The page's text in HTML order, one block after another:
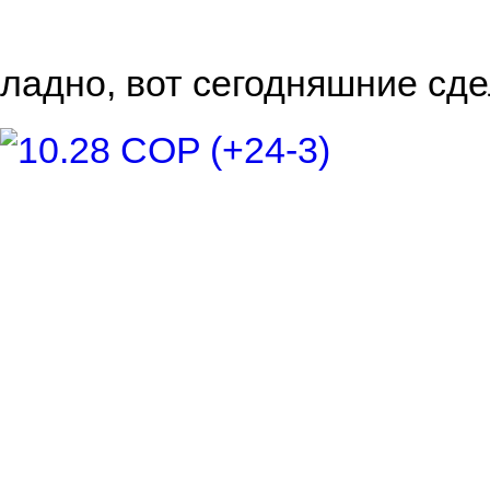
ладно, вот сегодняшние